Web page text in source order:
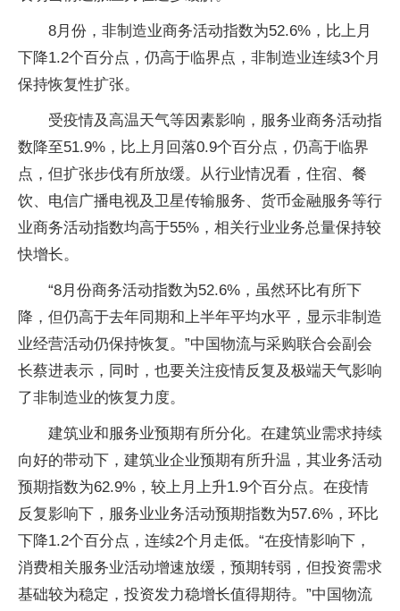
8月份，非制造业商务活动指数为52.6%，比上月
下降1.2个百分点，仍高于临界点，非制造业连续3个月
保持恢复性扩张。
受疫情及高温天气等因素影响，服务业商务活动指
数降至51.9%，比上月回落0.9个百分点，仍高于临界
点，但扩张步伐有所放缓。从行业情况看，住宿、餐
饮、电信广播电视及卫星传输服务、货币金融服务等行
业商务活动指数均高于55%，相关行业业务总量保持较
快增长。
“8月份商务活动指数为52.6%，虽然环比有所下
降，但仍高于去年同期和上半年平均水平，显示非制造
业经营活动仍保持恢复。”中国物流与采购联合会副会
长蔡进表示，同时，也要关注疫情反复及极端天气影响
了非制造业的恢复力度。
建筑业和服务业预期有所分化。在建筑业需求持续
向好的带动下，建筑业企业预期有所升温，其业务活动
预期指数为62.9%，较上月上升1.9个百分点。在疫情
反复影响下，服务业业务活动预期指数为57.6%，环比
下降1.2个百分点，连续2个月走低。“在疫情影响下，
消费相关服务业活动增速放缓，预期转弱，但投资需求
基础较为稳定，投资发力稳增长值得期待。”中国物流